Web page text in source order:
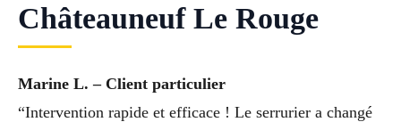
Châteauneuf Le Rouge
Marine L. – Client particulier
“Intervention rapide et efficace ! Le serrurier a changé